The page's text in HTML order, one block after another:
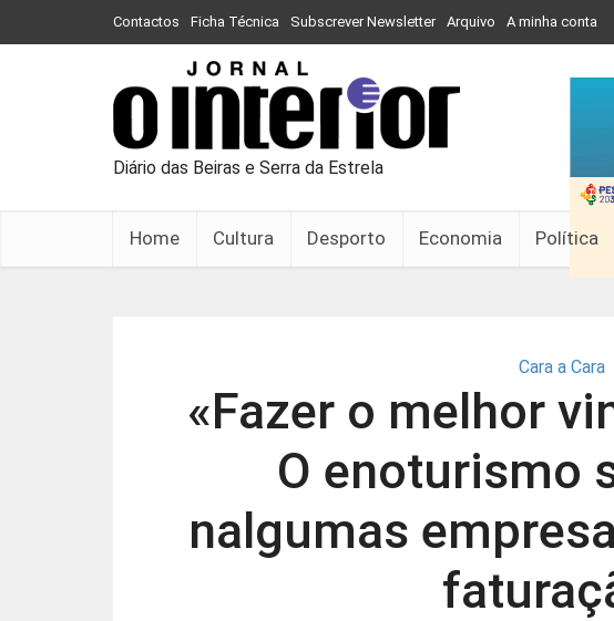
Contactos Ficha Técnica Subscrever Newsletter Arquivo A minha conta
Diário das Beiras e Serra da Estrela
Home Cultura Desporto Economia Política
Cara a Cara
«Fazer o melhor
O enoturismo
nalgumas